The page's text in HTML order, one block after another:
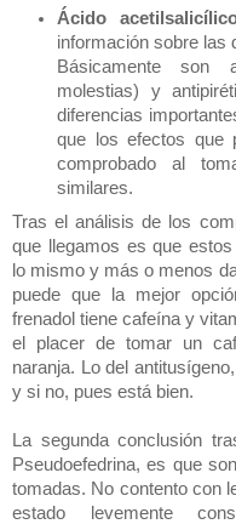
Ácido
información sobre las
Básicamente son
molestias) y
diferencias
que los efectos que
comprobado al
similares.
Tras el análisis de los
que llegamos es que
lo mismo y más o menos
puede que la mejor
frenadol tiene cafeína y
el placer de tomar un
naranja. Lo del
y si no, pues está bien.
La segunda conclusión
Pseudoefedrina, es que
tomadas. No contento con
estado levemente